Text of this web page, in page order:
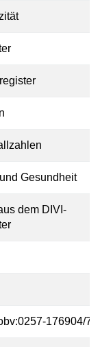
Gesundheit
dem DIVI-
176904/